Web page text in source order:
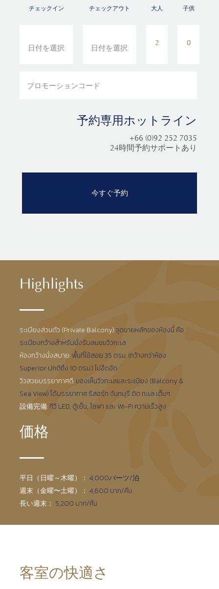
チェックイン チェックアウト 大人 子供
予約専用ホットライン
+66 (0)92 252 7035
24時間予約サポートあり
Highlights
ระเบียงส่วนตัว (Private Balcony):จุดขายหลักของห้องนี้ คือ
ระเบียงกว้างสำหรับนั่งรับลมชมวิวทะเล
ห้องกว้างนั่งสบาย:พื้นที่ใช้สอย 35 ตรม. (กว้างกว่าห้อง
Superior ปกติถึง 10 ตรม.) ไม่อึดอัด
วิวสวยบรรยากาศดี:มองเห็นวิวทะเลและระเบียง (Balcony &
Sea View) ได้บรรยากาศ รีสอร์ท จันทบุรี ติด ทะเล เต็มๆ
設備完備:ทีวี LED, ตู้เย็น, โซฟา และ Wi-Fi ความเร็วสูง
価格
平日（日曜～木曜）： 4,000バーツ/泊
週末（金曜〜土曜）： 4,600 บาท/คืน
長い週末： 5,200 บาท/คืน
客室の快適さ